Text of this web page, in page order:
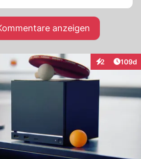
benutzen und braucht
anzeigen
2
Interaktionen
109d